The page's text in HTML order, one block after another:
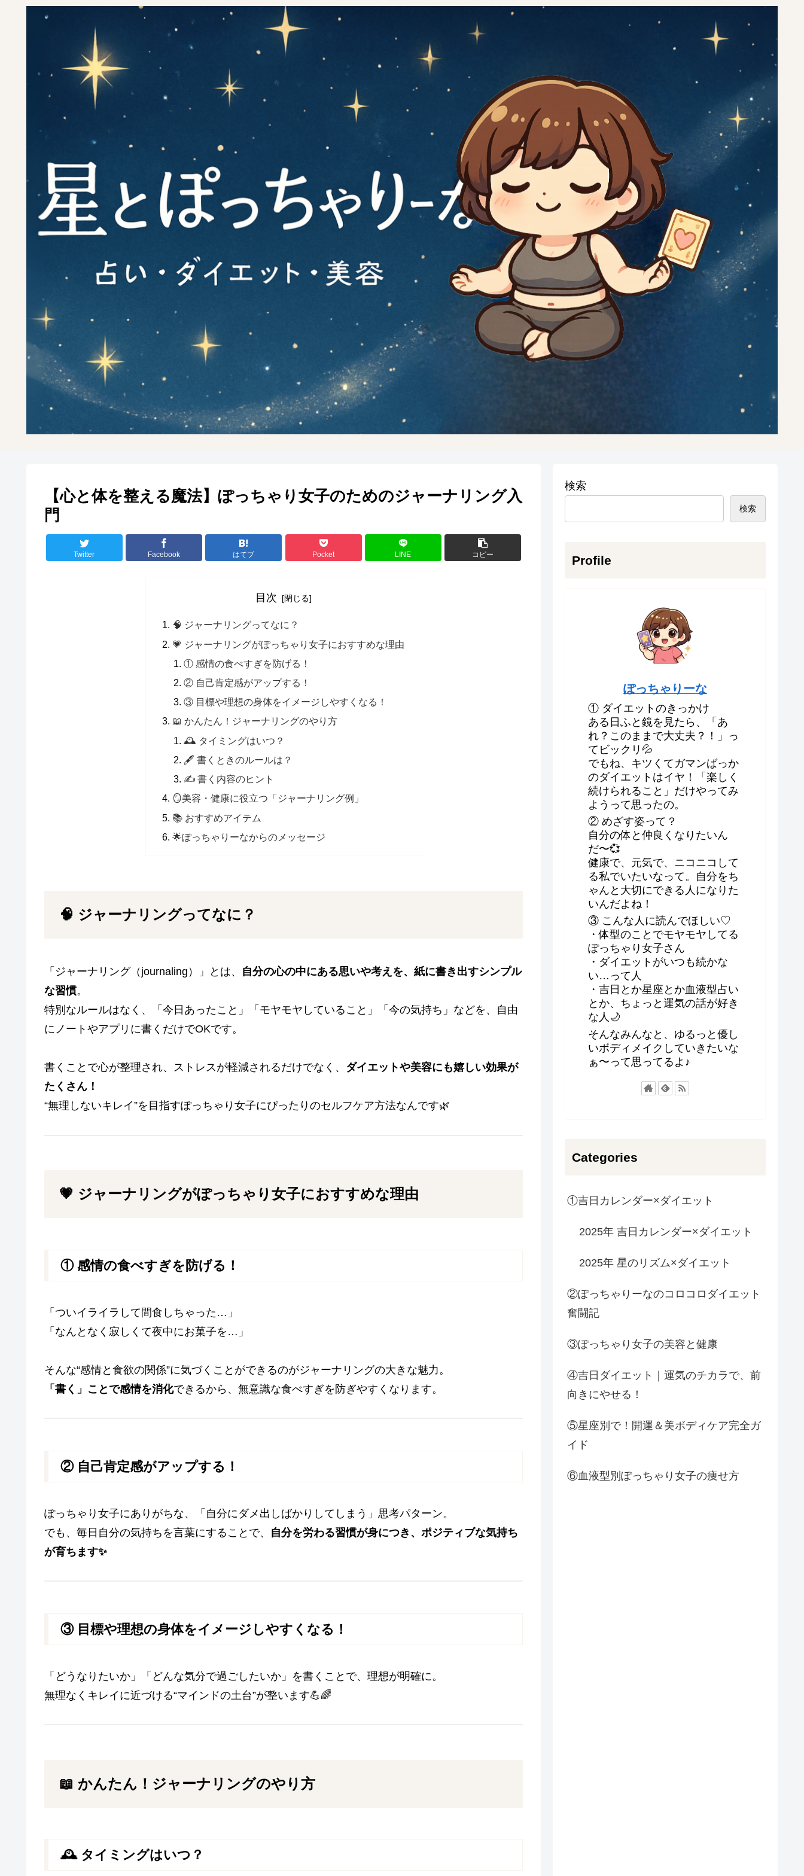
【心と体を整える魔法】ぽっちゃり女子のためのジャーナリング入
門
Twitter Facebook はてブ Pocket LINE コピー
目次
🧠 ジャーナリングってなに？
💗 ジャーナリングがぽっちゃり女子におすすめな理由
① 感情の食べすぎを防げる！
② 自己肯定感がアップする！
③ 目標や理想の身体をイメージしやすくなる！
📖 かんたん！ジャーナリングのやり方
🕰 タイミングはいつ？
🖋 書くときのルールは？
✍ 書く内容のヒント
🪞美容・健康に役立つ「ジャーナリング例」
📚 おすすめアイテム
🌟ぽっちゃりーなからのメッセージ
🧠 ジャーナリングってなに？
「ジャーナリング（journaling）」とは、 自分の心の中にある思いや考えを、紙に書き出すシンプル
な習慣。
特別なルールはなく、「今日あったこと」「モヤモヤしていること」「今の気持ち」などを、自由
にノートやアプリに書くだけでOKです。
書くことで心が整理され、ストレスが軽減されるだけでなく、 ダイエットや美容にも嬉しい効果が
たくさん！
“無理しないキレイ”を目指すぽっちゃり女子にぴったりのセルフケア方法なんです🌿
💗 ジャーナリングがぽっちゃり女子におすすめな理由
① 感情の食べすぎを防げる！
「ついイライラして間食しちゃった…」
「なんとなく寂しくて夜中にお菓子を…」
そんな“感情と食欲の関係”に気づくことができるのがジャーナリングの大きな魅力。
「書く」ことで感情を消化できるから、無意識な食べすぎを防ぎやすくなります。
② 自己肯定感がアップする！
ぽっちゃり女子にありがちな、「自分にダメ出しばかりしてしまう」思考パターン。
でも、毎日自分の気持ちを言葉にすることで、 自分を労わる習慣が身につき、ポジティブな気持ち
が育ちます✨
③ 目標や理想の身体をイメージしやすくなる！
「どうなりたいか」「どんな気分で過ごしたいか」を書くことで、理想が明確に。
無理なくキレイに近づける“マインドの土台”が整います💪🌈
📖 かんたん！ジャーナリングのやり方
🕰 タイミングはいつ？
検索
検索
Profile
ぽっちゃりーな
① ダイエットのきっかけ
ある日ふと鏡を見たら、「あ
れ？このままで大丈夫？！」っ
てビックリ💦
でもね、キツくてガマンばっか
のダイエットはイヤ！「楽しく
続けられること」だけやってみ
ようって思ったの。
② めざす姿って？
自分の体と仲良くなりたいん
だ〜💞
健康で、元気で、ニコニコして
る私でいたいなって。自分をち
ゃんと大切にできる人になりた
いんだよね！
③ こんな人に読んでほしい♡
・体型のことでモヤモヤしてる
ぽっちゃり女子さん
・ダイエットがいつも続かな
い…って人
・吉日とか星座とか血液型占い
とか、ちょっと運気の話が好き
な人🌙
そんなみんなと、ゆるっと優し
いボディメイクしていきたいな
ぁ〜って思ってるよ♪
Categories
①吉日カレンダー×ダイエット
2025年 吉日カレンダー×ダイエット
2025年 星のリズム×ダイエット
②ぽっちゃりーなのコロコロダイエット
奮闘記
③ぽっちゃり女子の美容と健康
④吉日ダイエット｜運気のチカラで、前
向きにやせる！
⑤星座別で！開運＆美ボディケア完全ガ
イド
⑥血液型別ぽっちゃり女子の痩せ方